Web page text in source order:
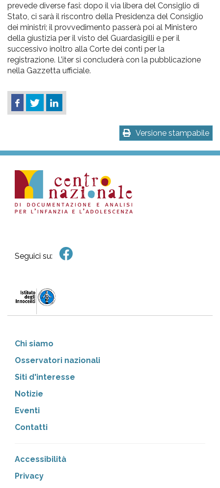
prevede diverse fasi: dopo il via libera del Consiglio di
Stato, ci sarà il riscontro della Presidenza del Consiglio
dei ministri; il provvedimento passerà poi al Ministero
della giustizia per il visto del Guardasigilli e per il
successivo inoltro alla Corte dei conti per la
registrazione. L’iter si concluderà con la pubblicazione
nella Gazzetta ufficiale.
Versione stampabile
Seguici su:
Chi siamo
Osservatori nazionali
Siti d'interesse
Notizie
Eventi
Contatti
Accessibilità
Privacy